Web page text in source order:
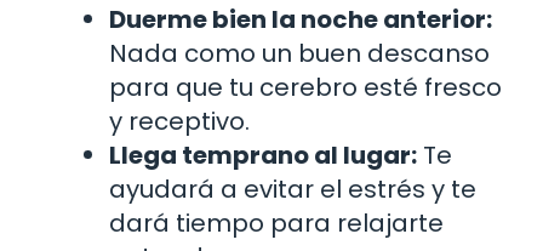
Duerme bien la noche anterior:
Nada como un buen descanso
para que tu cerebro esté fresco
y receptivo.
Llega temprano al lugar: Te
ayudará a evitar el estrés y te
dará tiempo para relajarte